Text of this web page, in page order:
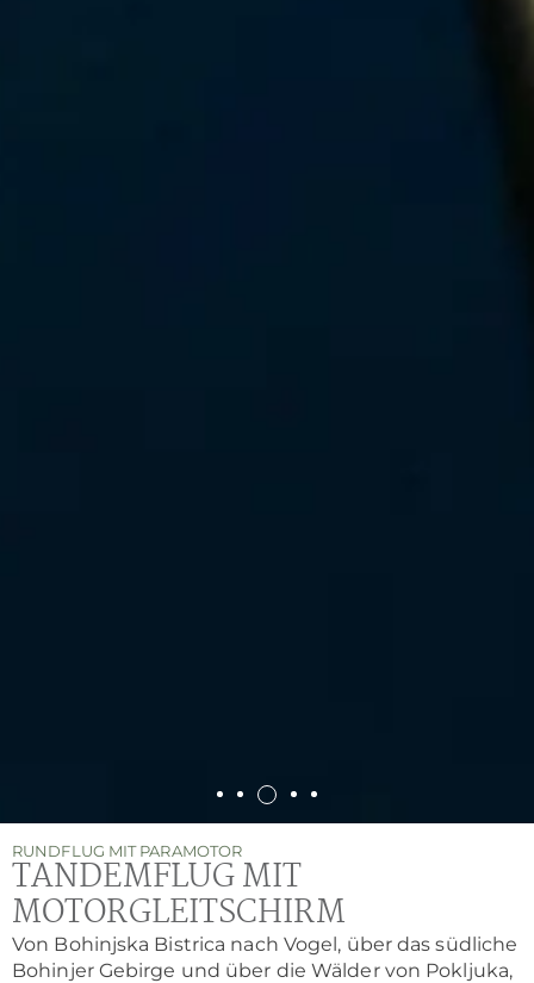
RUNDFLUG MIT PARAMOTOR
TANDEMFLUG MIT
MOTORGLEITSCHIRM
Von Bohinjska Bistrica nach Vogel, über das südliche
Bohinjer Gebirge und über die Wälder von Pokljuka,